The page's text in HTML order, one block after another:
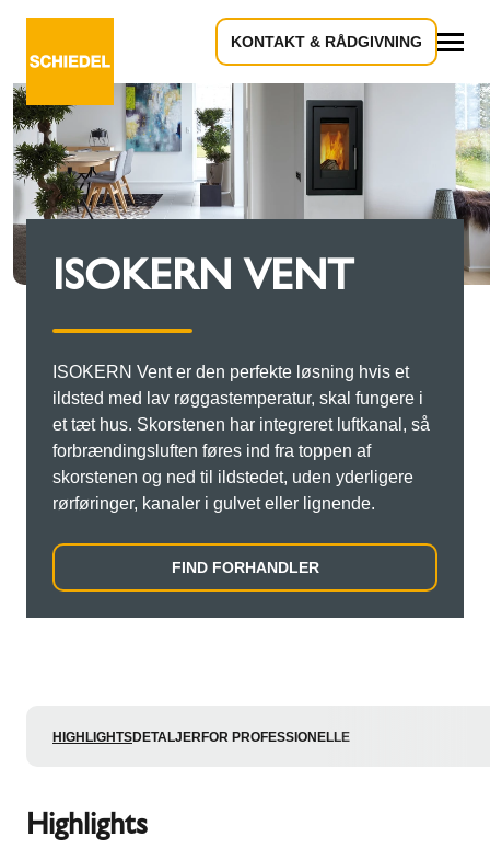
KONTAKT & RÅDGIVNING
ISOKERN VENT
ISOKERN Vent er den perfekte løsning hvis et
ildsted med lav røggastemperatur, skal fungere i
et tæt hus. Skorstenen har integreret luftkanal, så
forbrændingsluften føres ind fra toppen af
skorstenen og ned til ildstedet, uden yderligere
rørføringer, kanaler i gulvet eller lignende.
FIND FORHANDLER
HIGHLIGHTSDETALJERFOR PROFESSIONELLE
Highlights